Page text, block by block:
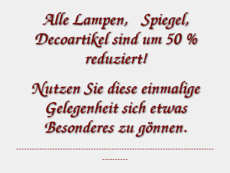
Alle Lampen, Spiegel,
Decoartikel sind um 50 %
reduziert!
Nutzen Sie diese einmalige
Gelegenheit sich etwas
Besonderes zu gönnen.
-----------------------------------------------------------------------------
----------